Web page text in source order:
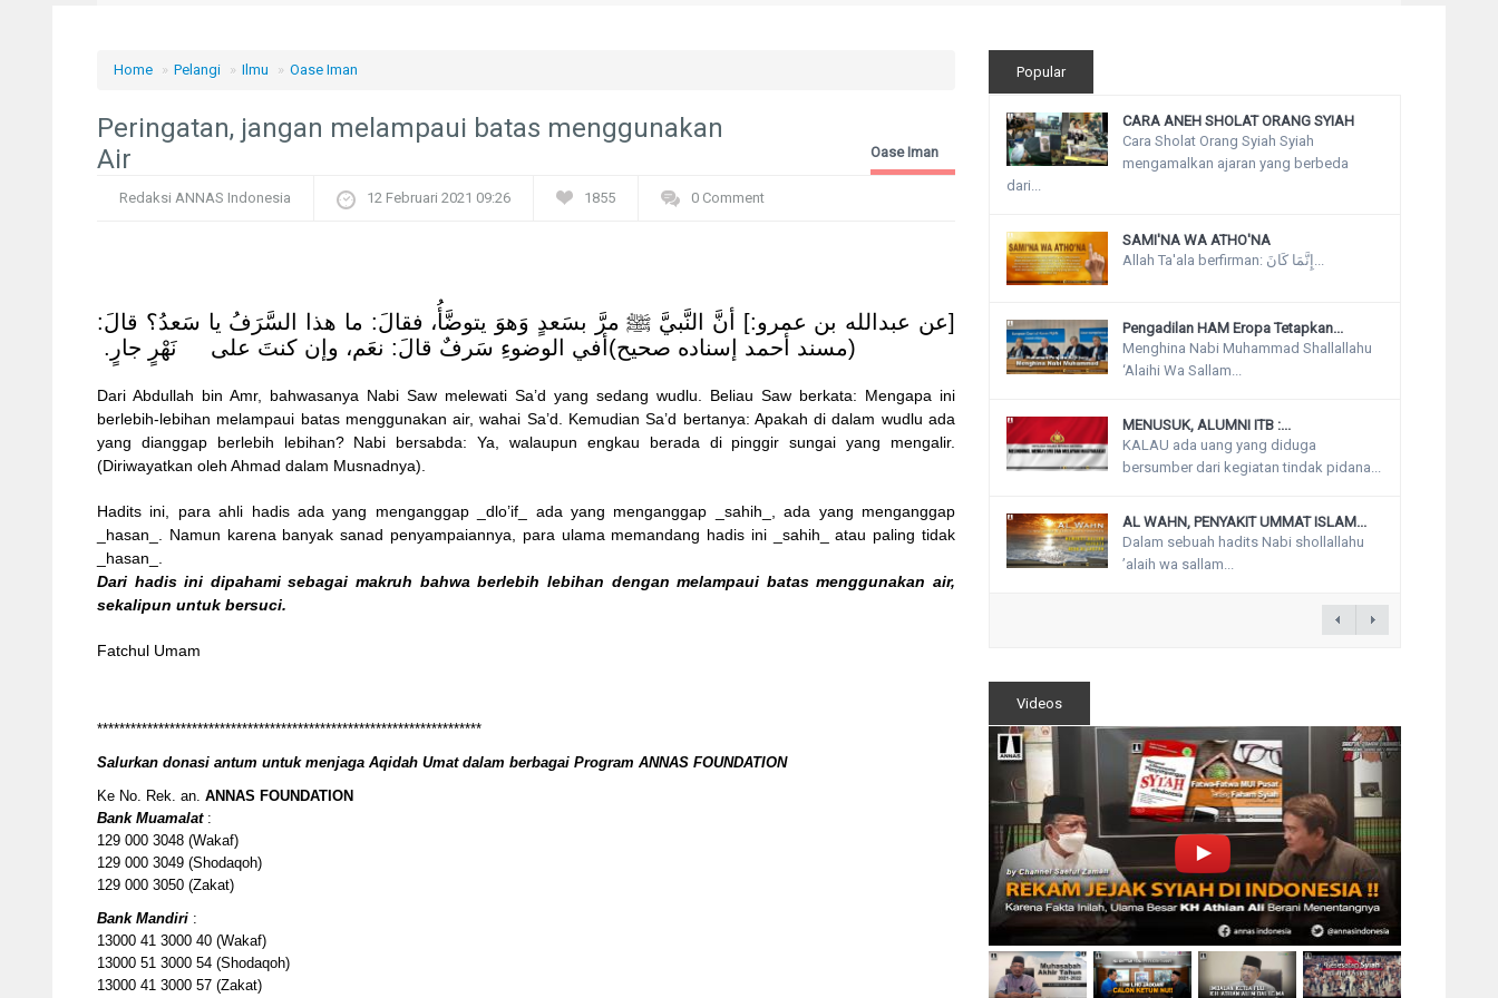
Home » Pelangi » Ilmu » Oase Iman
Peringatan, jangan melampaui batas menggunakan
Air
Oase Iman
Redaksi ANNAS Indonesia 12 Februari 2021 09:26 1855 0 Comment
[عن عبدالله بن عمرو:] أنَّ النَّبيَّ ﷺ مرَّ بسَعدٍ وَهوَ يتوضَّأُ، فقالَ: ما هذا السَّرَفُ يا سَعدُ؟ قالَ:
أفي الوضوءِ سَرفٌ قالَ: نعَم، وإن كنتَ على نَهْرٍ جارٍ. (مسند أحمد إسناده صحيح)
Dari Abdullah bin Amr, bahwasanya Nabi Saw melewati Sa’d yang sedang wudlu. Beliau Saw berkata: Mengapa ini
berlebih-lebihan melampaui batas menggunakan air, wahai Sa’d. Kemudian Sa’d bertanya: Apakah di dalam wudlu ada
yang dianggap berlebih lebihan? Nabi bersabda: Ya, walaupun engkau berada di pinggir sungai yang mengalir.
(Diriwayatkan oleh Ahmad dalam Musnadnya).
Hadits ini, para ahli hadis ada yang menganggap _dlo’if_ ada yang menganggap _sahih_, ada yang menganggap
_hasan_. Namun karena banyak sanad penyampaiannya, para ulama memandang hadis ini _sahih_ atau paling tidak
_hasan_.
Dari hadis ini dipahami sebagai makruh bahwa berlebih lebihan dengan melampaui batas menggunakan air,
sekalipun untuk bersuci.
Fatchul Umam
*********************************************************************
Salurkan donasi antum untuk menjaga Aqidah Umat dalam berbagai Program ANNAS FOUNDATION
Ke No. Rek. an. ANNAS FOUNDATION
Bank Muamalat:
129 000 3048 (Wakaf)
129 000 3049 (Shodaqoh)
129 000 3050 (Zakat)
Bank Mandiri :
13000 41 3000 40 (Wakaf)
13000 51 3000 54 (Shodaqoh)
13000 41 3000 57 (Zakat)
Popular
CARA ANEH SHOLAT ORANG SYIAH
Cara Sholat Orang Syiah Syiah
mengamalkan ajaran yang berbeda
dari...
SAMI'NA WA ATHO'NA
Allah Ta'ala berfirman: إِنَّمَا كَانَ...
Pengadilan HAM Eropa Tetapkan...
Menghina Nabi Muhammad Shallallahu
‘Alaihi Wa Sallam...
MENUSUK, ALUMNI ITB :...
KALAU ada uang yang diduga
bersumber dari kegiatan tindak pidana...
AL WAHN, PENYAKIT UMMAT ISLAM...
Dalam sebuah hadits Nabi shollallahu
’alaih wa sallam...
Videos